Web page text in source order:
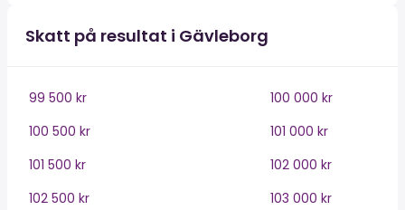
Skatt på resultat i Gävleborg
99 500 kr
100 000 kr
100 500 kr
101 000 kr
101 500 kr
102 000 kr
102 500 kr
103 000 kr